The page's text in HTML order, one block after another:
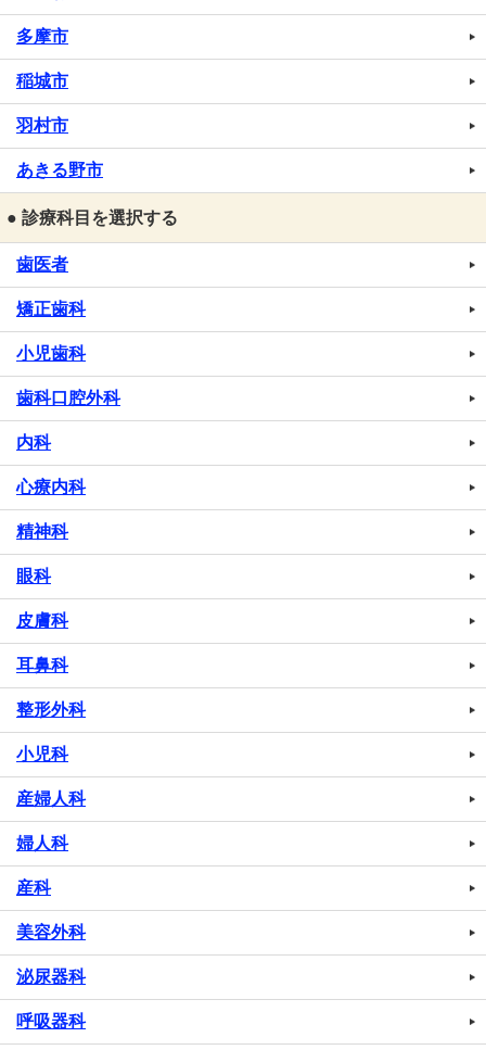
多摩市
稲城市
羽村市
あきる野市
● 診療科目を選択する
歯医者
矯正歯科
小児歯科
歯科口腔外科
内科
心療内科
精神科
眼科
皮膚科
耳鼻科
整形外科
小児科
産婦人科
婦人科
産科
美容外科
泌尿器科
呼吸器科